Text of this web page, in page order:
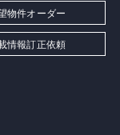
物件オーダー
情報訂正依頼